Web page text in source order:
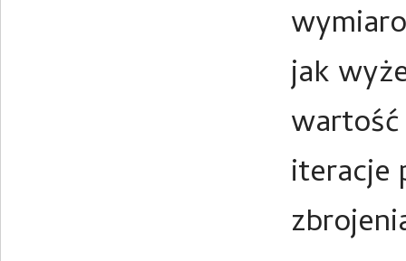
jak
iteracje